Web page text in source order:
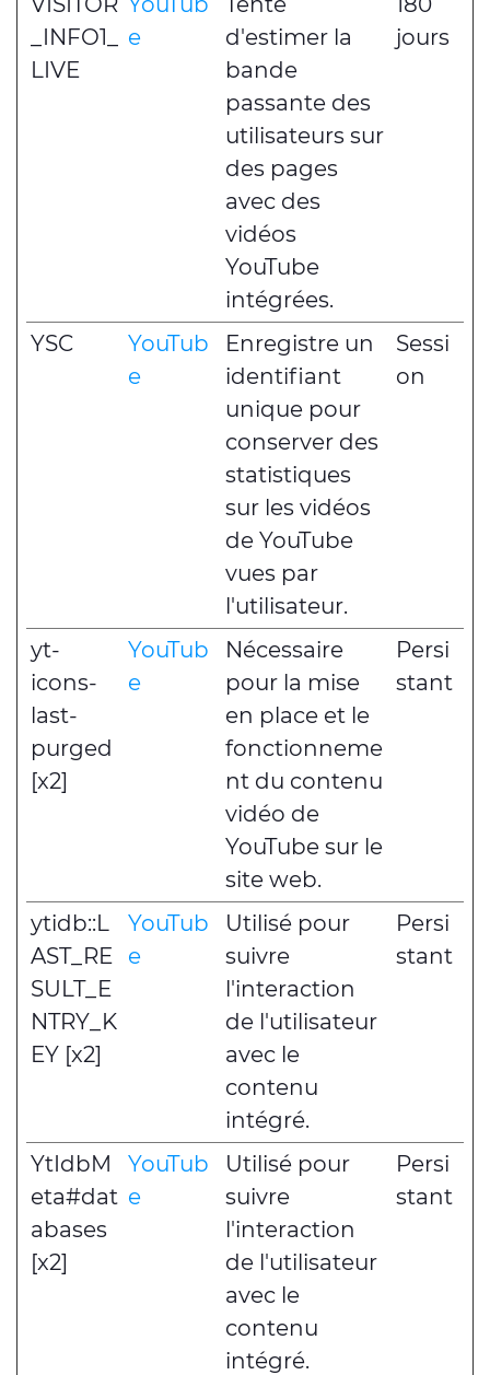
_INFO1_
LIVE
e
d'estimer la
bande
passante des
utilisateurs sur
des pages
avec des
vidéos
YouTube
intégrées.
jours
YSC
YouTub
e
Enregistre un
identifiant
unique pour
conserver des
statistiques
sur les vidéos
de YouTube
vues par
l'utilisateur.
Sessi
on
yt-
icons-
last-
purged
[x2]
YouTub
e
Nécessaire
pour la mise
en place et le
fonctionneme
nt du contenu
vidéo de
YouTube sur le
site web.
Persi
stant
ytidb::L
AST_RE
SULT_E
NTRY_K
EY [x2]
YouTub
e
Utilisé pour
suivre
l'interaction
de l'utilisateur
avec le
contenu
intégré.
Persi
stant
YtIdbM
eta#dat
abases
[x2]
YouTub
e
Utilisé pour
suivre
l'interaction
de l'utilisateur
avec le
contenu
intégré.
Persi
stant